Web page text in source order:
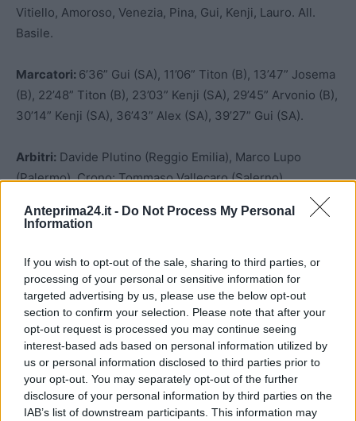
Anteprima24.it - Do Not Process My Personal
Information
If you wish to opt-out of the sale, sharing to third parties, or
processing of your personal or sensitive information for
targeted advertising by us, please use the below opt-out
section to confirm your selection. Please note that after your
opt-out request is processed you may continue seeing
interest-based ads based on personal information utilized by
us or personal information disclosed to third parties prior to
your opt-out. You may separately opt-out of the further
disclosure of your personal information by third parties on the
IAB’s list of downstream participants. This information may
Vitiello, Amoroso, Venezia, Pina, Gui, Kenji, Lauro. All.
Basile.
Marcatori: 6’36” Gui (SA), 11’06” Titon (B), 13’47” Josema
(B), 22’48” Titon (B), 23’03” Kenji (SA), 29’45” Arvonio (B),
30’14” Kenji (SA), 36’43” Alex (SA), 39’27” Gui (SA).
Arbitri: Davide Plutino (Reggio Emilia), Marco Lupo
(Palermo). Crono: Tommaso Vallecaro (Salerno).
Ammoniti:Volonnino (B), Alex, Kenji (SA).